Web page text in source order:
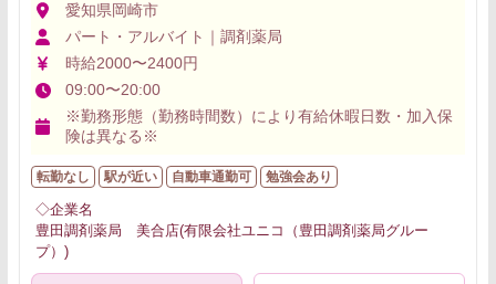
愛知県岡崎市
パート・アルバイト｜調剤薬局
時給2000〜2400円
09:00〜20:00
※勤務形態（勤務時間数）により有給休暇日数・加入保
険は異なる※
転勤なし 駅が近い 自動車通勤可 勉強会あり
◇企業名
豊田調剤薬局 美合店(有限会社ユニコ（豊田調剤薬局グルー
プ）)